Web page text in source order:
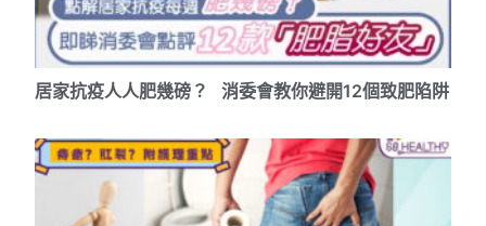
居家抗疫人人肥幾磅？ 消委會教你避開12個致肥陷阱